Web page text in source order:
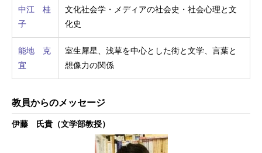
中江 桂
子
文化社会学・メディアの社会史・社会心理と文
化史
能地 克
宜
室生犀星、浅草を中心とした街と文学、言葉と
想像力の関係
教員からのメッセージ
伊藤 氏貴（文学部教授）